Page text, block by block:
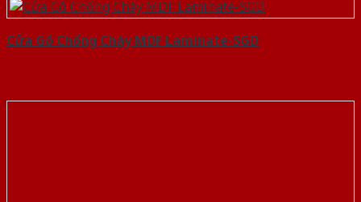
Cửa Gỗ Chống Cháy MDF Laminate-SGD